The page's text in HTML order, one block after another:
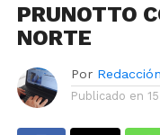
PRUNOTTO
NORTE
Por Redacción
Publicado en